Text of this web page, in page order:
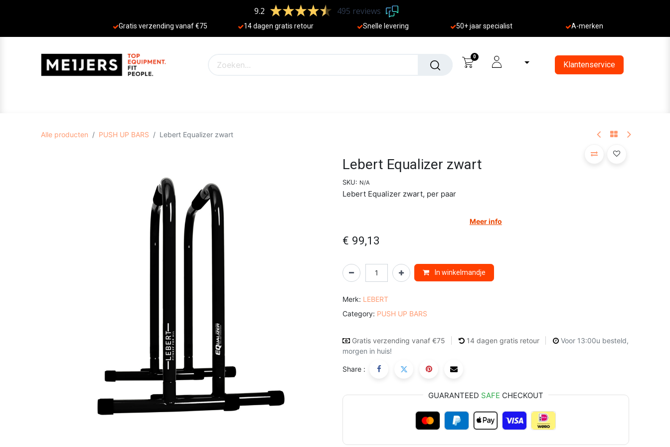
9.2 495 reviews
Gratis verzending vanaf €75 14 dagen gratis retour Sne lle levering 50+ jaar specialist A-merken
0
Klantenservice
Alle producten PUSH UP BARS Lebert Equalizer zwart
Lebert Equalizer zwart
SKU: N/A
Lebert Equalizer zwart, per paar
Meer info
€ 99,13
In winkelmandje
Merk: LEBERT
Category: PUSH UP BARS
Gratis verzending vanaf €75 14 dagen gratis retour
Voor 13:00u besteld,
morgen in huis!
Share :
GUARANTEED SAFE CHECKOUT